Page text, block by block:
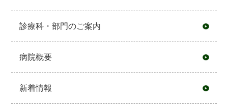
診療科・部門のご案内
病院概要
新着情報